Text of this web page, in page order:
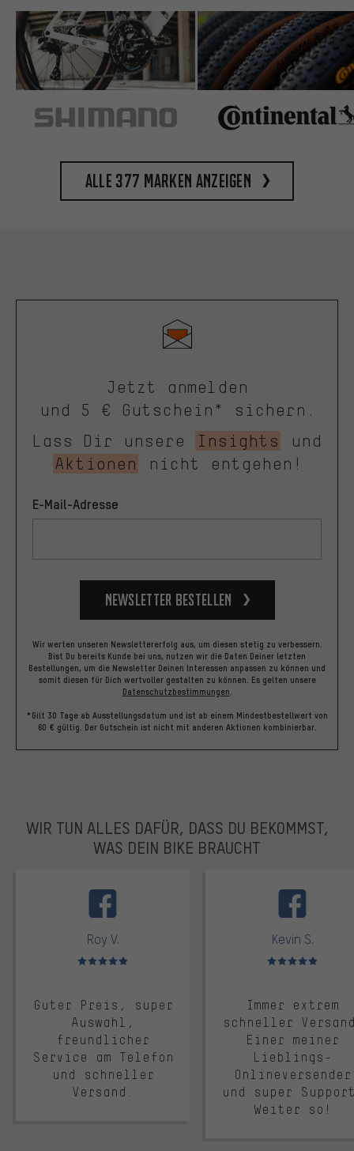
Alle 377 Marken anzeigen
Jetzt anmelden
und 5 € Gutschein* sichern.
Lass Dir unsere
Insights
und
Aktionen
nicht entgehen!
E-Mail-Adresse
Newsletter bestellen
Wir werten unseren Newslettererfolg aus, um diesen stetig zu verbessern.
Bist Du bereits Kunde bei uns, nutzen wir die Daten Deiner letzten
Bestellungen, um die Newsletter Deinen Interessen anpassen zu können und
somit diesen für Dich wertvoller gestalten zu können. Es gelten unsere
Datenschutzbestimmungen.
*Gilt 30 Tage ab Ausstellungsdatum und ist ab einem Mindestbestellwert von
60 € gültig. Der Gutschein ist nicht mit anderen Aktionen kombinierbar.
WIR TUN ALLES DAFÜR, DASS DU BEKOMMST,
WAS DEIN BIKE BRAUCHT
Roy V.
Bewertungen: 5 von 5
Guter Preis, super
Auswahl,
freundlicher
Service am Telefon
und schneller
Versand.
Kevin S.
Bewertungen: 5 von 5
Immer extrem
schneller
Einer meiner
Lieblings-
Onlineversender
und super
Weiter so!